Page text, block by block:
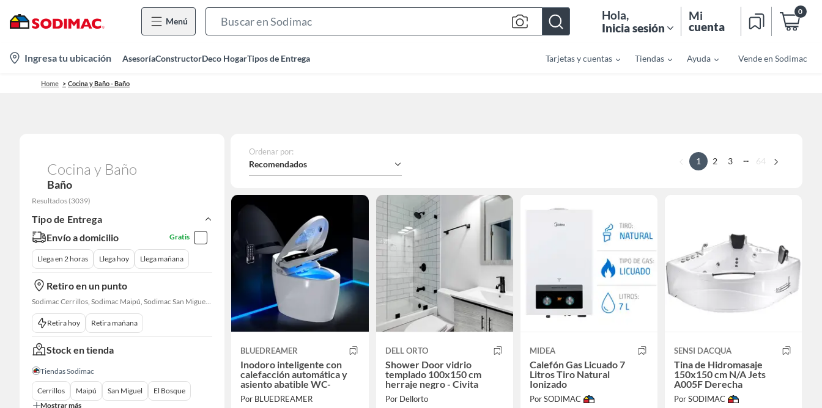
Menú
Bar
Hola,
Inicia sesión
Mi
cuenta
0
location-
icon
Ingresa tu ubicación AsesoríaConstructorDeco HogarTipos de Entrega Tarjetas y cuentas Tiendas Ayuda Vende en Sodimac
Home Cocina y Baño - Baño
Cocina y Baño
Baño
Resultados (3039)
Tipo de Entrega
Envío a domicilio
Gratis
Llega en 2 horas Llega hoy Llega mañana
Retiro en un punto
Sodimac Cerrillos, Sodimac Maipú, Sodimac San Miguel, Sodimac El Bosque, Sodimac San Bernardo, Constructor Cantagallo, Sodimac Talagante, Sodimac San Fernando
Retira hoy Retira mañana
Stock en tienda
Tiendas Sodimac
Cerrillos Maipú San Miguel
El Bosque
Mostrar más
Ordenar por:
Recomendados 1 2 3 ... 64
BLUEDREAMER
Inodoro inteligente con
calefacción automática y
asiento abatible WC-
Por BLUEDREAMER
DELL ORTO
Shower Door vidrio
templado 100x150 cm
herraje negro - Civita
Por Dellorto
MIDEA
Calefón Gas Licuado 7
Litros Tiro Natural
Ionizado
Por SODIMAC
SENSI DACQUA
Tina de Hidromasaje
150x150 cm N/A Jets
A005F Derecha
Por SODIMAC